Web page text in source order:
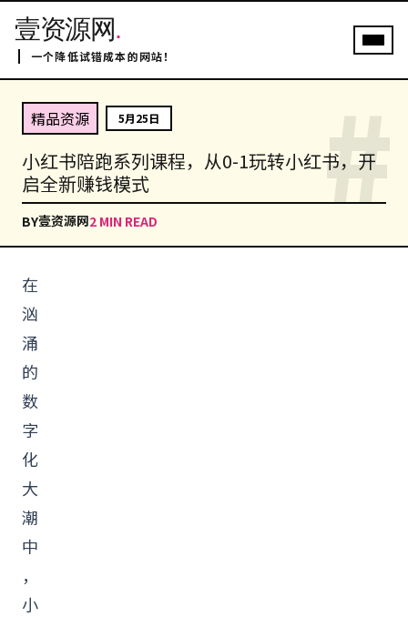
壹资源网.
一个降低试错成本的网站！
#
精品资源 5月25日
小红书陪跑系列课程，从0-1玩转小红书，开
启全新赚钱模式
BY壹资源网2 MIN READ
在
汹
涌
的
数
字
化
大
潮
中
，
小